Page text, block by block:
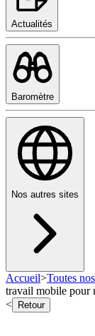
Actualités
Baromètre
Nos autres sites
Accueil>Toutes
travail mobile pour
<
Retour